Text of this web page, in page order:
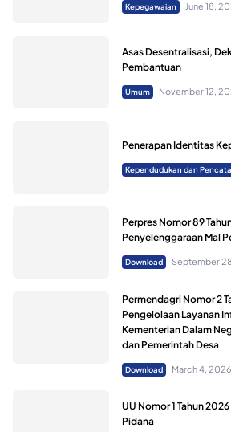
Kepegawaian June 18,
Asas Desentralisasi,
Pembantuan
Umum November 12,
Penerapan Identitas
Kependudukan dan
Perpres Nomor 89
Penyelenggaraan Mal
Download September
Permendagri Nomor 2
Pengelolaan Layanan
Kementerian Dalam
dan Pemerintah Desa
Download March 4, 2026
UU Nomor 1 Tahun
Pidana